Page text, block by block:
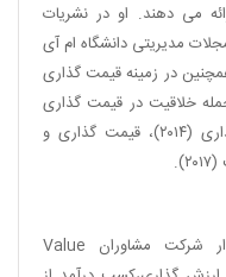
می دهند. او در نشریات
مدیریتی دانشگاه ام آی
در زمینه قیمت گذاری
خلاقیت در قیمت گذاری
(۲۰۱۲)، بازده سرمایه گذاری در قیمت گذاری (۲۰۱۴)، قیمت گذاری و
شرکت مشاوران Value